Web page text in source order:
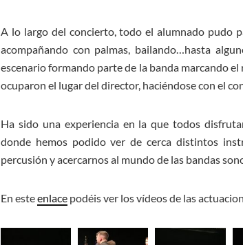
A lo largo del concierto, todo el alumnado pudo
acompañando con palmas, bailando…hasta
escenario formando parte de la banda marcando
ocuparon el lugar del director, haciéndose con el
Ha sido una experiencia en la que todos
donde hemos podido ver de cerca distintos
percusión y acercarnos al mundo de las bandas
En esteenlace podéis ver los vídeos de las